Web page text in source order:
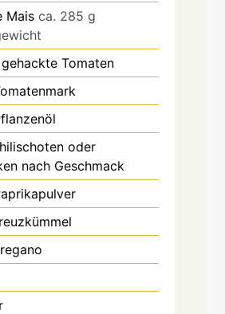
Mais ca. 285 g
gehackte Tomaten
oder
nach Geschmack